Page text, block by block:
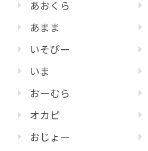
あおくら
あまま
いそぴー
いま
おーむら
オカピ
おじょー